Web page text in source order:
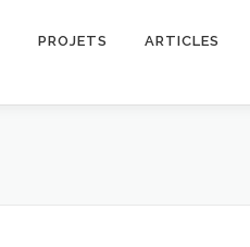
PROJETS ARTICLES